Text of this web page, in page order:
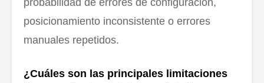
probabilidad de errores de configuración,
posicionamiento inconsistente o errores
manuales repetidos.
¿Cuáles son las principales limitaciones